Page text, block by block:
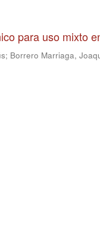
para uso mixto
; Borrero Marriaga,